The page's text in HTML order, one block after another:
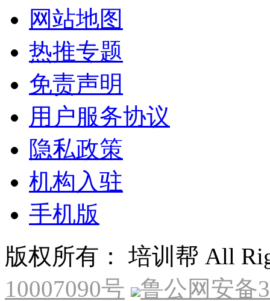
网站地图
热推专题
免责声明
用户服务协议
隐私政策
机构入驻
手机版
版权所有： 培训帮 All
10007090号
鲁公网安备